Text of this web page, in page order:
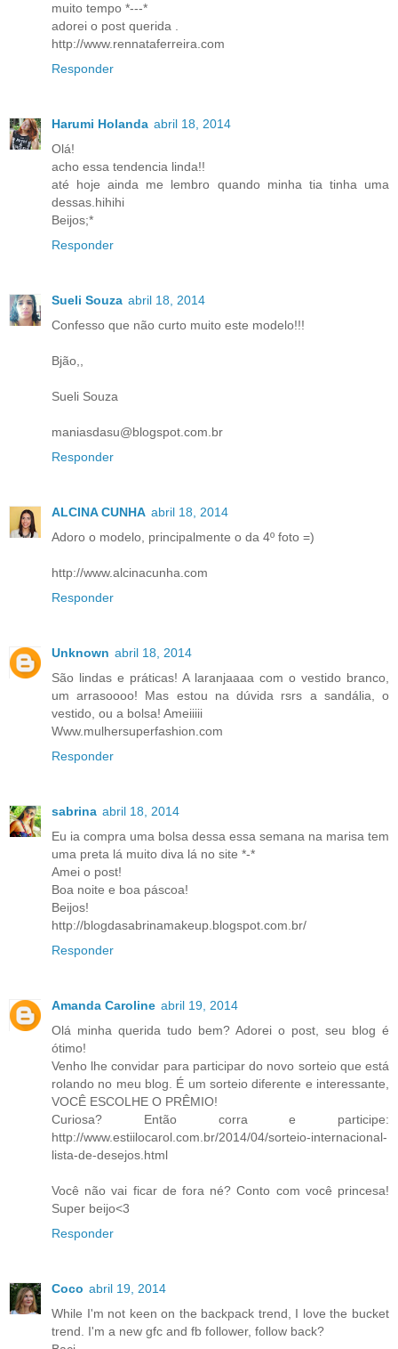
muito tempo *---*
adorei o post querida .
http://www.rennataferreira.com
Responder
Harumi Holanda abril 18, 2014
Olá!
acho essa tendencia linda!!
até hoje ainda me lembro quando minha tia tinha uma
dessas.hihihi
Beijos;*
Responder
Sueli Souza abril 18, 2014
Confesso que não curto muito este modelo!!!
Bjão,,
Sueli Souza
maniasdasu@blogspot.com.br
Responder
ALCINA CUNHA abril 18, 2014
Adoro o modelo, principalmente o da 4º foto =)
http://www.alcinacunha.com
Responder
Unknown abril 18, 2014
São lindas e práticas! A laranjaaaa com o vestido branco,
um arrasoooo! Mas estou na dúvida rsrs a sandália, o
vestido, ou a bolsa! Ameiiiii
Www.mulhersuperfashion.com
Responder
sabrina abril 18, 2014
Eu ia compra uma bolsa dessa essa semana na marisa tem
uma preta lá muito diva lá no site *-*
Amei o post!
Boa noite e boa páscoa!
Beijos!
http://blogdasabrinamakeup.blogspot.com.br/
Responder
Amanda Caroline abril 19, 2014
Olá minha querida tudo bem? Adorei o post, seu blog é
ótimo!
Venho lhe convidar para participar do novo sorteio que está
rolando no meu blog. É um sorteio diferente e interessante,
VOCÊ ESCOLHE O PRÊMIO!
Curiosa? Então corra e participe:
http://www.estiilocarol.com.br/2014/04/sorteio-internacional-
lista-de-desejos.html
Você não vai ficar de fora né? Conto com você princesa!
Super beijo<3
Responder
Coco abril 19, 2014
While I'm not keen on the backpack trend, I love the bucket
trend. I'm a new gfc and fb follower, follow back?